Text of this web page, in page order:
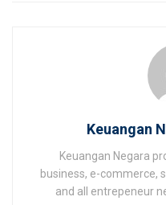
Keuangan
Keuangan Negara
business, e-commerce,
and all entrepeneur